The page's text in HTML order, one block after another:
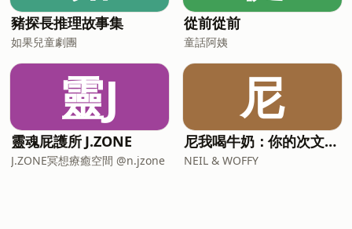
豬探長推理故事集
如果兒童劇團
從前從前
童話阿姨
靈J
靈魂屁護所 J.ZONE
J.ZONE冥想療癒空間 @n.jzone
尼
尼我喝牛奶：你的次文化指南
NEIL & WOFFY